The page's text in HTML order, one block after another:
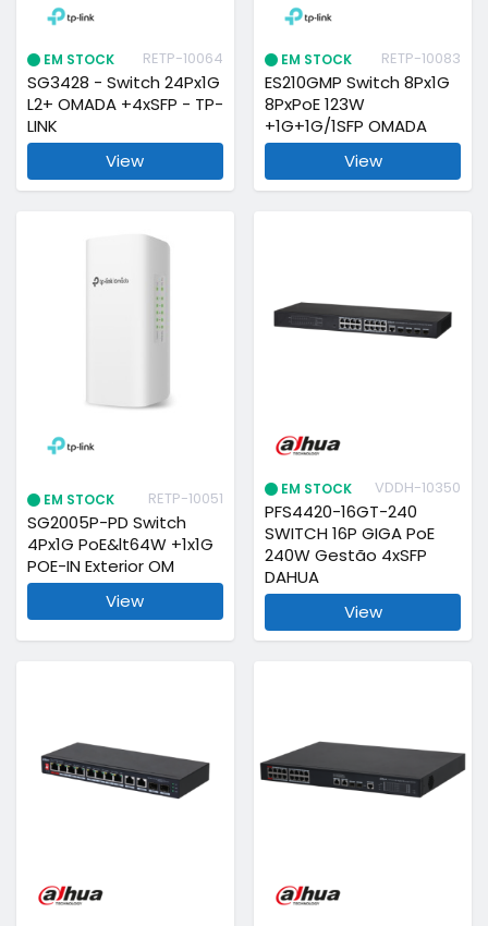
EM STOCK RETP-10064
SG3428 - Switch 24Px1G
L2+ OMADA +4xSFP - TP-
LINK
View
EM STOCK RETP-10083
ES210GMP Switch 8Px1G
8PxPoE 123W
+1G+1G/1SFP OMADA
View
EM STOCK RETP-10051
SG2005P-PD Switch
4Px1G PoE&lt64W +1x1G
POE-IN Exterior OM
View
EM STOCK VDDH-10350
PFS4420-16GT-240
SWITCH 16P GIGA PoE
240W Gestão 4xSFP
DAHUA
View